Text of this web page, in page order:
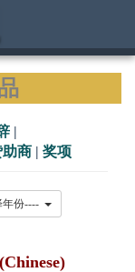
|
商 | 奖项